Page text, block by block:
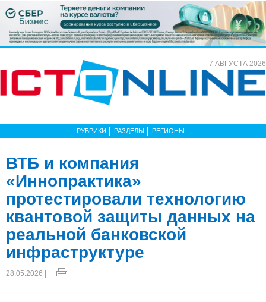
7 АВГУСТА 2026
РУБРИКИ РАЗДЕЛЫ РЕГИОНЫ
ВТБ и компания
«Иннопрактика»
протестировали технологию
квантовой защиты данных на
реальной банковской
инфраструктуре
28.05.2026 |